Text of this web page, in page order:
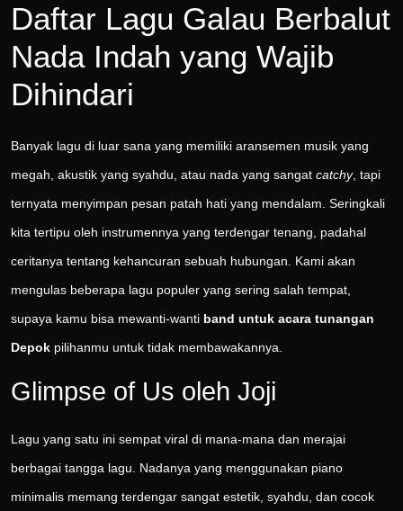
Daftar Lagu Galau Berbalut
Nada Indah yang Wajib
Dihindari
Banyak lagu di luar sana yang memiliki aransemen musik yang
megah, akustik yang syahdu, atau nada yang sangat catchy, tapi
ternyata menyimpan pesan patah hati yang mendalam. Seringkali
kita tertipu oleh instrumennya yang terdengar tenang, padahal
ceritanya tentang kehancuran sebuah hubungan. Kami akan
mengulas beberapa lagu populer yang sering salah tempat,
supaya kamu bisa mewanti-wanti band untuk acara tunangan
Depok pilihanmu untuk tidak membawakannya.
Glimpse of Us oleh Joji
Lagu yang satu ini sempat viral di mana-mana dan merajai
berbagai tangga lagu. Nadanya yang menggunakan piano
minimalis memang terdengar sangat estetik, syahdu, dan cocok